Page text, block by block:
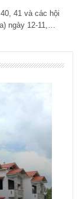
41 và các hội
ngày 12-11,…